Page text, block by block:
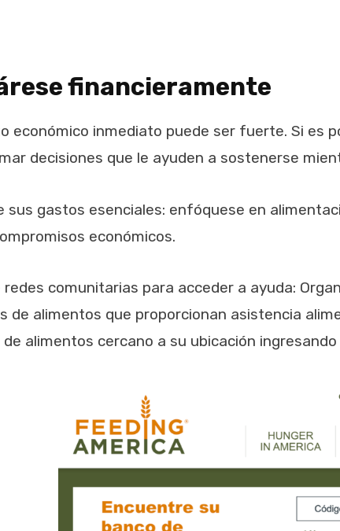
financieramente
económico inmediato puede ser fuerte. Si es
decisiones que le ayuden a sostenerse
sus gastos esenciales: enfóquese en
económicos.
redes comunitarias para acceder a ayuda:
de alimentos que proporcionan asistencia
de alimentos cercano a su ubicación